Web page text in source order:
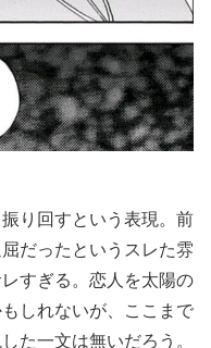
り回すという表現。前
だったというスレた雰
すぎる。恋人を太陽の
しれないが、ここまで
た一文は無いだろう。